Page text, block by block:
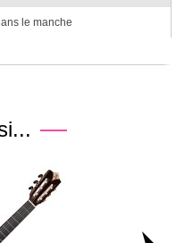
le manche